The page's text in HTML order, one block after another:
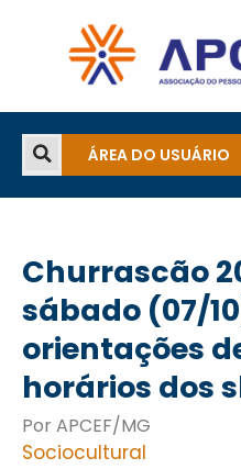
ÁREA DO USUÁRIO
Churrascão
sábado (07/
orientações
horários dos
Por APCEF/MG
Sociocultural